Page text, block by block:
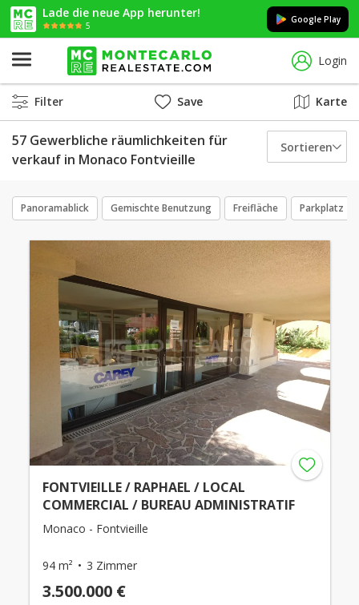
Lade die neue App herunter!
5
Google Play
Login
Filter Save Karte
57 Gewerbliche räumlichkeiten für
verkauf in Monaco Fontvieille
Sortieren
Panoramablick Gemischte Benutzung Freifläche Parkplatz
FONTVIEILLE / RAPHAEL / LOCAL
COMMERCIAL / BUREAU ADMINISTRATIF
Monaco - Fontvieille
94 m² 3 Zimmer
3.500.000 €